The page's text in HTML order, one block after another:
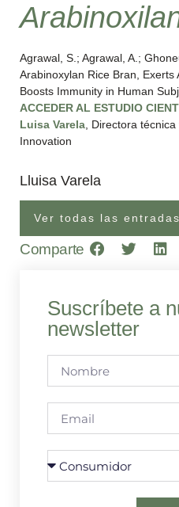
Agrawal, S.; Agrawal, A.;
Arabinoxylan Rice Bran, Exerts
Boosts Immunity in Human
ACCEDER AL ESTUDIO
Luisa Varela , Directora
Innovation
Lluisa Varela
Ver todas las entradas
Comparte
Suscríbete a
newsletter